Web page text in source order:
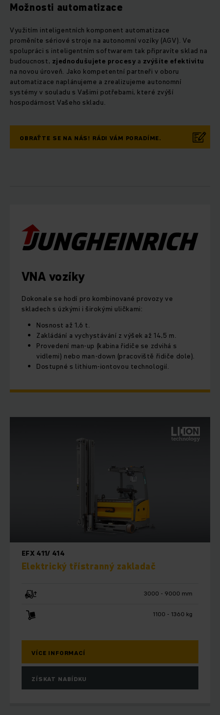
Možnosti automatizace
Využitím inteligentních komponent automatizace
proměníte sériové stroje na autonomní vozíky (AGV). Ve
spolupráci s inteligentním softwarem tak připravíte sklad na
budoucnost, zjednodušujete procesy a zvýšíte efektivitu
na novou úroveň. Jako kompetentní partneři v oboru
automatizace naplánujeme a zrealizujeme autonomní
systémy v souladu s Vašimi potřebami, které zvýší
hospodárnost Vašeho skladu.
OBRAŤTE SE NA NÁS! RÁDI VÁM PORADÍME.
VNA vozíky
Dokonale se hodí pro kombinované provozy ve
skladech s úzkými i širokými uličkami:
Nosnost až 1,6 t.
Zakládání a vychystávání z výšek až 14,5 m.
Provedení man-up (kabina řidiče se zdvihá s
vidlemi) nebo man-down (pracoviště řidiče dole).
Dostupné s lithium-iontovou technologií.
EFX 411/ 414
Elektrický třístranný zakladač
3000 - 9000 mm
1100 - 1360 kg
VÍCE INFORMACÍ
ZÍSKAT NABÍDKU